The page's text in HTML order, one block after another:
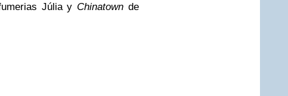
Júlia y Chinatown de